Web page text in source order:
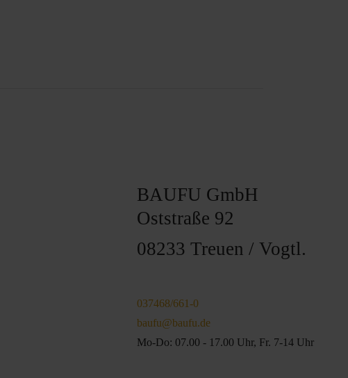
BAUFU GmbH
Oststraße 92
08233 Treuen / Vogtl.
037468/661-0
baufu@baufu.de
Mo-Do: 07.00 - 17.00 Uhr, Fr. 7-14 Uhr